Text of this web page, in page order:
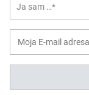
Ja sam …*